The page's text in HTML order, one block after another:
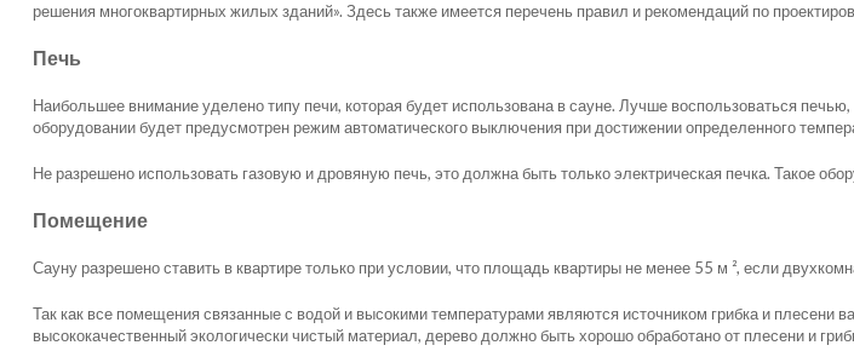
решения многоквартирных жилых зданий». Здесь также имеется перечень правил и рекомендаций по
Печь
Наибольшее внимание уделено типу печи, которая будет использована в сауне. Лучше воспользоваться
оборудовании будет предусмотрен режим автоматического выключения при достижении определенного
Не разрешено использовать газовую и дровяную печь, это должна быть только электрическая печка. Такое
Помещение
Сауну разрешено ставить в квартире только при условии, что площадь квартиры не менее 55 м ², если
Так как все помещения связанные с водой и высокими температурами являются источником грибка и
высококачественный экологически чистый материал, дерево должно быть хорошо обработано от плесени и